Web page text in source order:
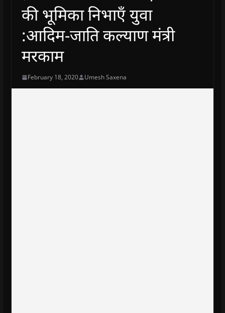
की भूमिका निभाएँ युवा
:आदिम-जाति कल्याण मंत्री
मरकाम
February 18, 2020 Umesh Saxena